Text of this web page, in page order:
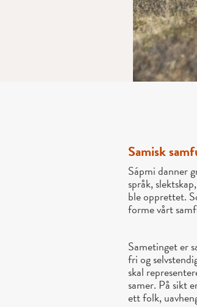
Samisk
Sápmi danner
språk,
ble opprettet.
forme vårt
Sametinget er
fri og
skal
samer. På sikt
ett folk,